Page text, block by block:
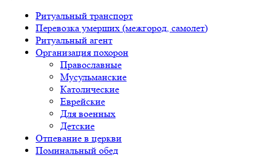
Ритуальный транспорт
Перевозка умерших (межгород, самолет)
Ритуальный агент
Организация похорон
Православные
Мусульманские
Католические
Еврейские
Для военных
Детские
Отпевание в церкви
Поминальный обед